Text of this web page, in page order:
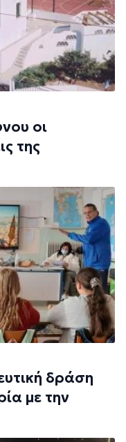
οι
της
δράση
με την